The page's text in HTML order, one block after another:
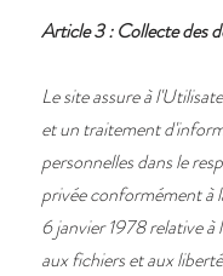
Article 3 : Collecte des
Le site assure à
et un traitement
personnelles dans le
privée conformément à
6 janvier 1978 relative
aux fichiers et aux